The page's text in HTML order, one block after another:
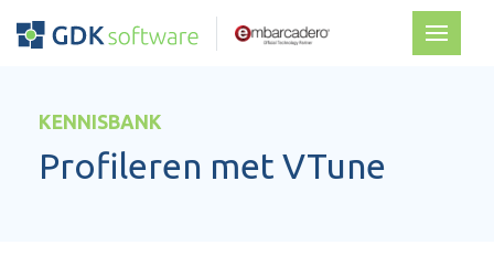
KENNISBANK
Profileren met VTune